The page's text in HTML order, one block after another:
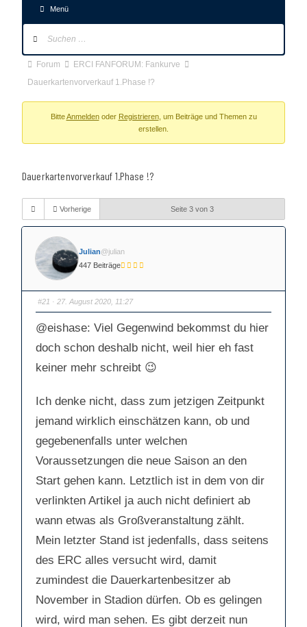
Menü
Navigation
Forum-
Breadcrumbs
-
Forum
ERCI FANFORUM: Fankurve
Dauerkartenvorverkauf 1.Phase !?
BitteAnmeldenoder Registrieren, um Beiträge und Themen zu
erstellen.
Dauerkartenvorverkauf 1.Phase !?
Vorherige Seite 3 von 3
Julian@julian
447 Beiträge
#21 · 27. August 2020, 11:27
@eishase: Viel Gegenwind bekommst du hier
doch schon deshalb nicht, weil hier eh fast
keiner mehr schreibt 😉
Ich denke nicht, dass zum jetzigen Zeitpunkt
jemand wirklich einschätzen kann, ob und
gegebenenfalls unter welchen
Voraussetzungen die neue Saison an den
Start gehen kann. Letztlich ist in dem von dir
verlinkten Artikel ja auch nicht definiert ab
wann etwas als Großveranstaltung zählt.
Mein letzter Stand ist jedenfalls, dass seitens
des ERC alles versucht wird, damit
zumindest die Dauerkartenbesitzer ab
November in Stadion dürfen. Ob es gelingen
wird, wird man sehen. Es gibt derzeit nun